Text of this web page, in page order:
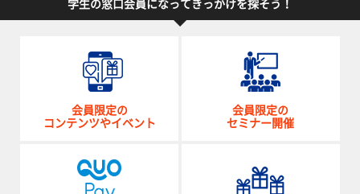
学生の窓口会員になってきっかけを探そう！
会員限定の
コンテンツやイベント
会員限定の
セミナー開催